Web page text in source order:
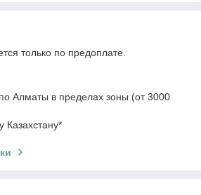
только по предоплате.
Алматы в пределах зоны (от 3000
Казахстану*